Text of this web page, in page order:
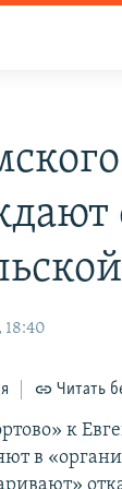
18:40
Читать
к
в